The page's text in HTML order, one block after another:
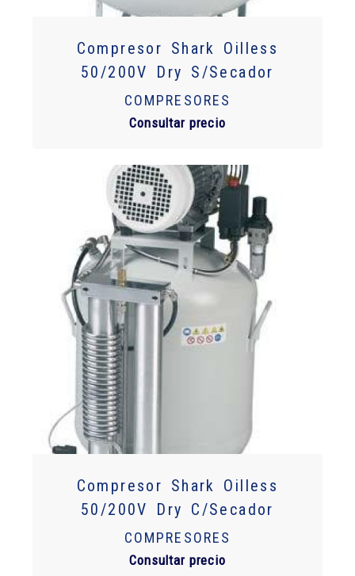
Compresor Shark Oilless
50/200V Dry S/Secador
COMPRESORES
Consultar precio
Compresor Shark Oilless
50/200V Dry C/Secador
COMPRESORES
Consultar precio